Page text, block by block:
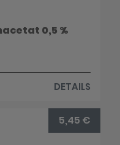
0,5 %
DETAILS
5,45 €